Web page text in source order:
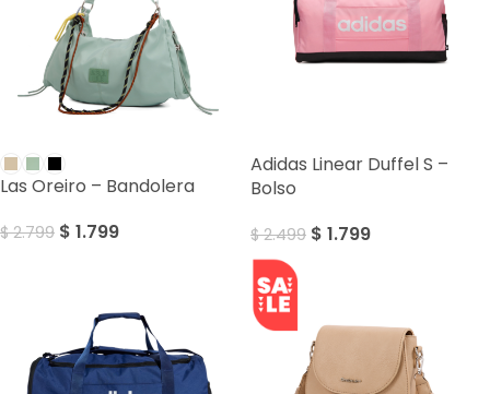
Las Oreiro – Bandolera
$2.799 $ 1.799
Adidas Linear Duffel S –
Bolso
$2.499 $ 1.799